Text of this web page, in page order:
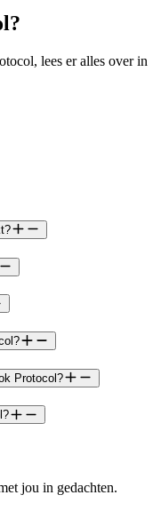
lees er alles over in
Protocol?
jou in gedachten.